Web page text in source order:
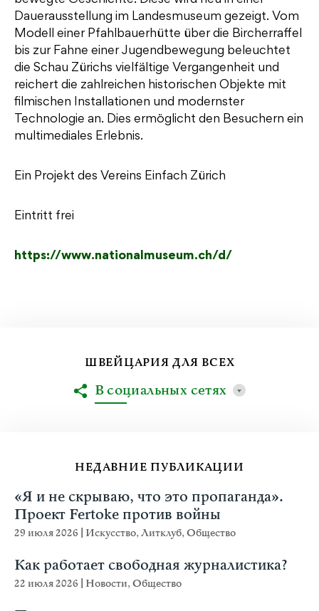
Dauerausstellung im Landesmuseum gezeigt. Vom
Modell einer Pfahlbauerhütte über die Bircherraffel
bis zur Fahne einer Jugendbewegung beleuchtet
die Schau Zürichs vielfältige Vergangenheit und
reichert die zahlreichen historischen Objekte mit
ﬁlmischen Installationen und modernster
Technologie an. Dies ermöglicht den Besuchern ein
multimediales Erlebnis.
Ein Projekt des Vereins Einfach Zürich
Eintritt frei
https://www.nationalmuseum.ch/d/
НЕДАВНИЕ ПУБЛИКАЦИИ
«Я и не скрываю, что это пропаганда».
Проект Fertoke против войны
29 июля 2026 Искусство,Литклуб,Общество
Как работает свободная журналистика?
22 июля 2026 Новости,Общество
ШВЕЙЦАРИЯ ДЛЯ ВСЕХ
В социальных сетях